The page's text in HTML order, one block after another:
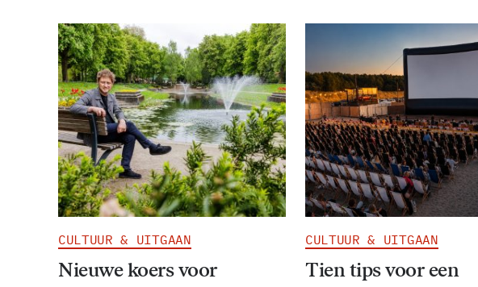
CULTUUR & UITGAAN
Nieuwe koers voor
CULTUUR & UITGAAN
Tien tips voor een